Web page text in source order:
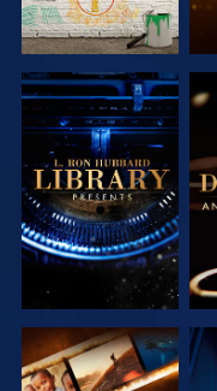
DÉCOUVRIR
LES SÉRIES